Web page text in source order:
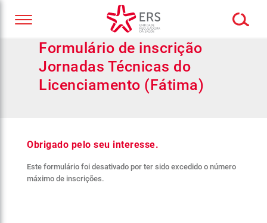
Formulário de inscrição
Jornadas Técnicas do
Licenciamento (Fátima)
Obrigado pelo seu interesse.
Este formulário foi desativado por ter sido excedido o número
máximo de inscrições.